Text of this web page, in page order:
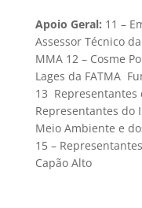
Apoio Geral: 11 –
Assessor Técnico
MMA 12 – Cosme
Lages da FATMA 
13 
Representantes do
Meio Ambiente e
15 –
Capão Alto